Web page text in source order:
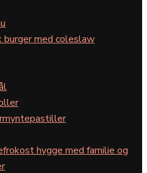
burger med coleslaw
hygge med familie og